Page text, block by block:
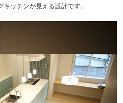
ッチンが見える設計です。